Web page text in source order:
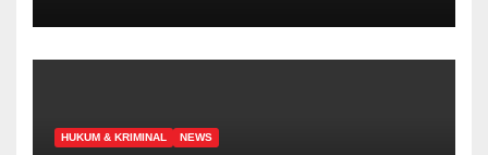
HUKUM & KRIMINAL NEWS